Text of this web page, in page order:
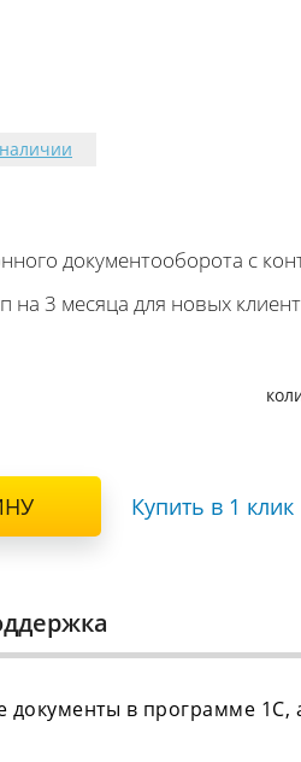
документооборота с
на 3 месяца для новых
Купить в 1 клик
в программе 1С,